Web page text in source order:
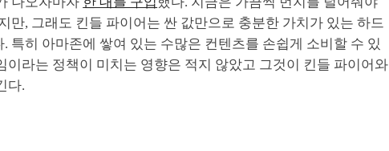
만, 그래도 킨들 파이어는 싼 값만으로 충분한 가치가 있는 하드
특히 아마존에 쌓여 있는 수많은 컨텐츠를 손쉽게 소비할 수 있
이라는 정책이 미치는 영향은 적지 않았고 그것이 킨들 파이어와
다.